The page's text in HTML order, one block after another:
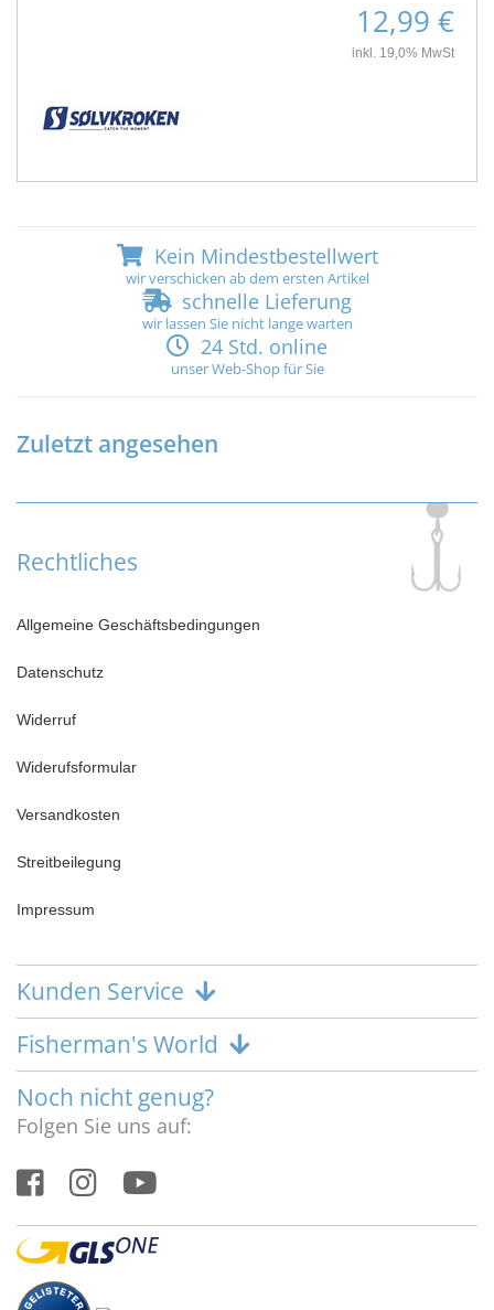
12,99 €
inkl. 19,0% MwSt
Kein Mindestbestellwert
wir verschicken ab dem ersten Artikel
schnelle Lieferung
wir lassen Sie nicht lange warten
24 Std. online
unser Web-Shop für Sie
Zuletzt angesehen
Rechtliches
Allgemeine Geschäftsbedingungen
Datenschutz
Widerruf
Widerufsformular
Versandkosten
Streitbeilegung
Impressum
Kunden Service
Fisherman's World
Noch nicht genug?
Folgen Sie uns auf: